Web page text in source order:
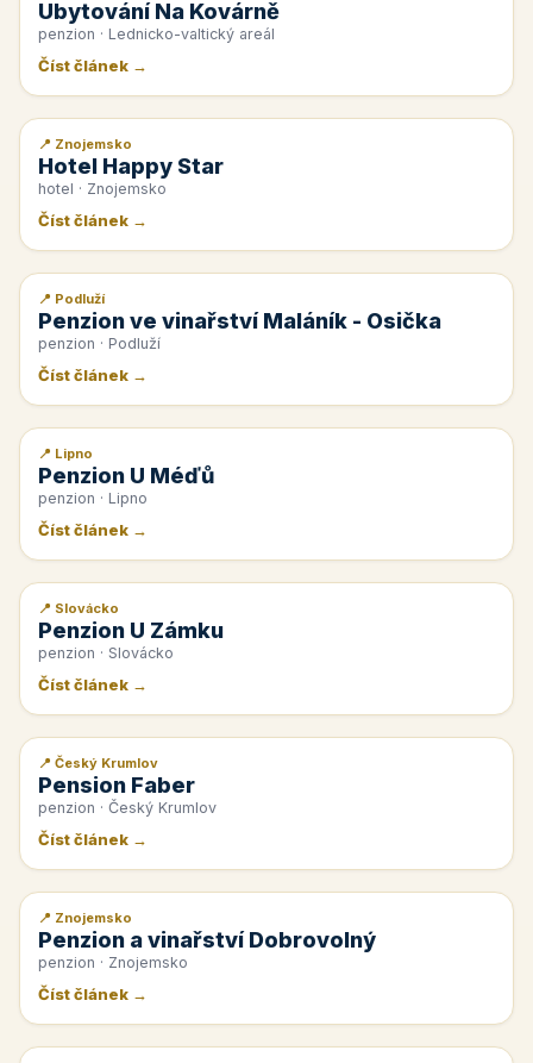
Ubytování Na Kovárně
penzion · Lednicko-valtický areál
Číst článek →
📰 PR článek
📍 Znojemsko
Hotel Happy Star
hotel · Znojemsko
Číst článek →
📰 PR článek
📍 Podluží
Penzion ve vinařství Maláník - Osička
penzion · Podluží
Číst článek →
📰 PR článek
📍 Lipno
Penzion U Méďů
penzion · Lipno
Číst článek →
📰 PR článek
📍 Slovácko
Penzion U Zámku
penzion · Slovácko
Číst článek →
📰 PR článek
📍 Český Krumlov
Pension Faber
penzion · Český Krumlov
Číst článek →
📰 PR článek
📍 Znojemsko
Penzion a vinařství Dobrovolný
penzion · Znojemsko
Číst článek →